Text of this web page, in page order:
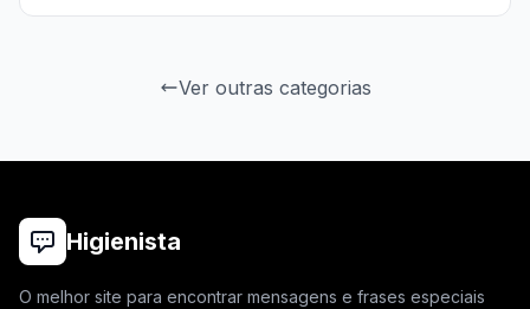
Ver outras categorias
Higienista
O melhor site para encontrar mensagens e frases especiais